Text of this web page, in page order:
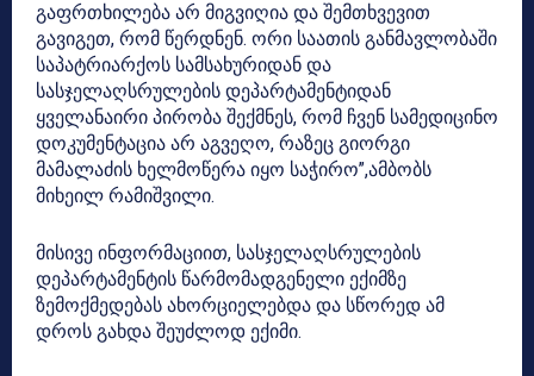
გაფრთხილება არ მიგვიღია და შემთხვევით
გავიგეთ, რომ წერდნენ. ორი საათის განმავლობაში
საპატრიარქოს სამსახურიდან და
სასჯელაღსრულების დეპარტამენტიდან
ყველანაირი პირობა შექმნეს, რომ ჩვენ სამედიცინო
დოკუმენტაცია არ აგვეღო, რაზეც გიორგი
მამალაძის ხელმოწერა იყო საჭირო”,ამბობს
მიხეილ რამიშვილი.
მისივე ინფორმაციით, სასჯელაღსრულების
დეპარტამენტის წარმომადგენელი ექიმზე
ზემოქმედებას ახორციელებდა და სწორედ ამ
დროს გახდა შეუძლოდ ექიმი.